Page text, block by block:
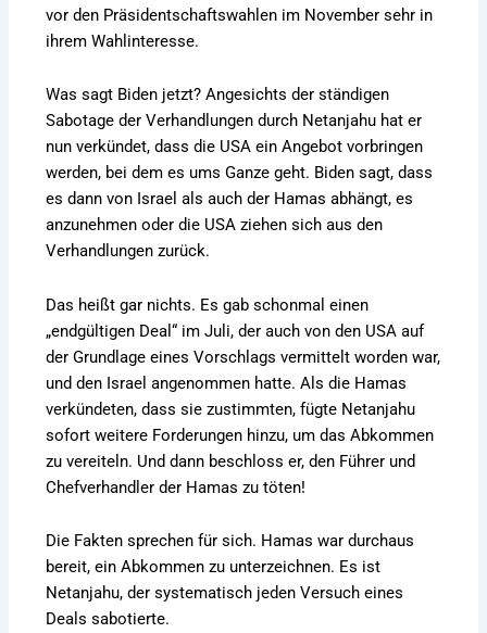
vor den Präsidentschaftswahlen im November sehr in
ihrem Wahlinteresse.
Was sagt Biden jetzt? Angesichts der ständigen
Sabotage der Verhandlungen durch Netanjahu hat er
nun verkündet, dass die USA ein Angebot vorbringen
werden, bei dem es ums Ganze geht. Biden sagt, dass
es dann von Israel als auch der Hamas abhängt, es
anzunehmen oder die USA ziehen sich aus den
Verhandlungen zurück.
Das heißt gar nichts. Es gab schonmal einen
„endgültigen Deal“ im Juli, der auch von den USA auf
der Grundlage eines Vorschlags vermittelt worden war,
und den Israel angenommen hatte. Als die Hamas
verkündeten, dass sie zustimmten, fügte Netanjahu
sofort weitere Forderungen hinzu, um das Abkommen
zu vereiteln. Und dann beschloss er, den Führer und
Chefverhandler der Hamas zu töten!
Die Fakten sprechen für sich. Hamas war durchaus
bereit, ein Abkommen zu unterzeichnen. Es ist
Netanjahu, der systematisch jeden Versuch eines
Deals sabotierte.